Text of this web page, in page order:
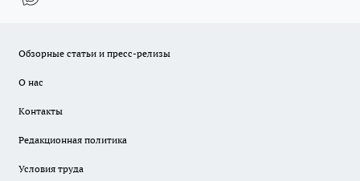
Обзорные статьи и пресс-релизы
О нас
Контакты
Редакционная политика
Условия труда